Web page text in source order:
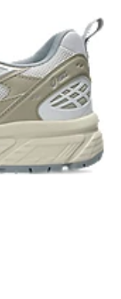
system
their
dyeing
45%